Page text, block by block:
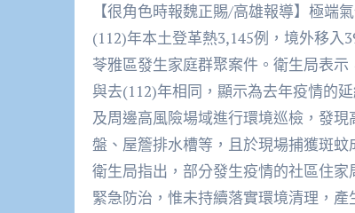
【很角色時報魏正賜/高雄報導】極端
(112)年本土登革熱3,145例，境外移入
苓雅區發生家庭群聚案件。衛生局表
與去(112)年相同，顯示為去年疫情的
及周邊高風險場域進行環境巡檢，發
盤、屋簷排水槽等，且於現場捕獲斑蚊
衛生局指出，部分發生疫情的社區住
緊急防治，惟未持續落實環境清理，